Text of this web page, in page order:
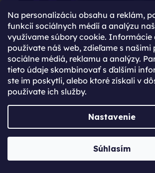
Na personalizáciu obsahu a reklám,
funkcií sociálnych médií a analýzu
využívame súbory cookie. Informácie
používate náš web, zdieľame s našimi
sociálne médiá, reklamu a analýzy.
tieto údaje skombinovať s ďalšími
ste im poskytli, alebo ktoré získali v
používate ich služby.
Nastavenie
Súhlasím
Každý deň sme tu pre
Potrebuješ s niečím poradiť?
+420 737 565 577
info@jabkolevne.cz